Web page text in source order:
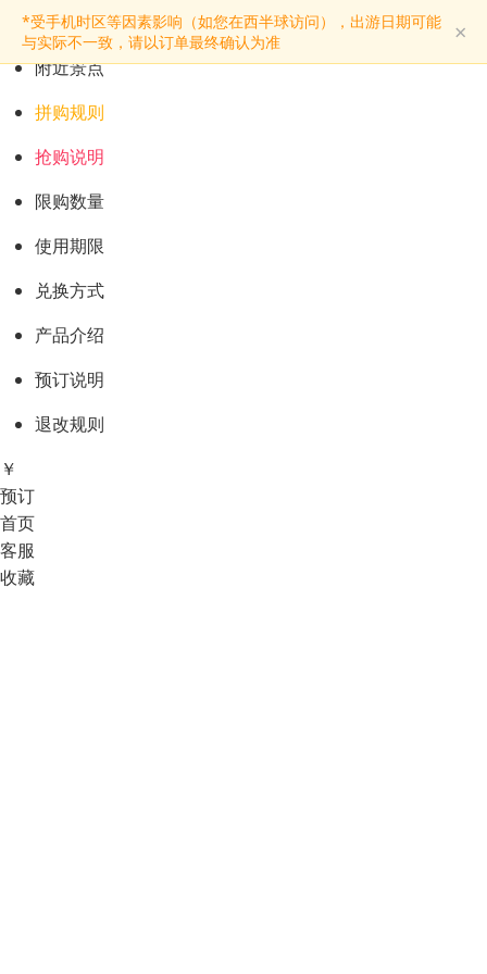
*受手机时区等因素影响（如您在西半球访问），出游日期可能
与实际不一致，请以订单最终确认为准
×
预订购票
景点介绍
附近景点
拼购规则
抢购说明
限购数量
使用期限
兑换方式
产品介绍
预订说明
退改规则
￥
预订
首页
客服
收藏